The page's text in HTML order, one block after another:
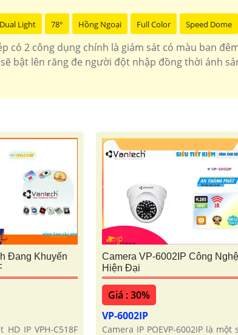
Dual Light 78° Hồng Ngoại Full Color Speed Dome
có 2 công dụng chính là giám sát có màu ban
bật lên răng đe người đột nhập đồng thời ánh
Đang Khuyến
HD IP VPH-C518F
Camera VP-6002IP Công Nghệ
Hiện Đại
Giá : 30%
VP-6002IP
Camera IP POEVP-6002IP là một